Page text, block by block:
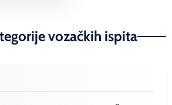
vozačkih ispita